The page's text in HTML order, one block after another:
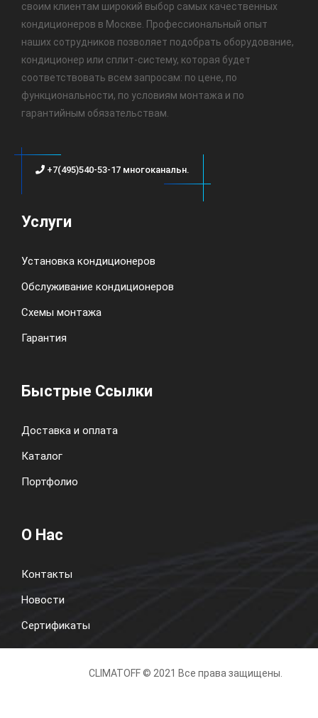
своим клиентам широкий выбор самых качественных
кондиционеров в Москве. Профессиональный опыт
наших сотрудников позволяет подобрать оборудование,
кондиционер или сплит-систему, которая будет
соответствовать всем запросам: по цене, по
функциональности, по условиям монтажа и по
гарантийным обязательствам.
+7(495)540-53-17 многоканальн.
Услуги
Установка кондиционеров
Обслуживание кондиционеров
Схемы монтажа
Гарантия
Быстрые Ссылки
Доставка и оплата
Каталог
Портфолио
О Нас
Контакты
Новости
Сертификаты
CLIMATOFF © 2021 Все права защищены.